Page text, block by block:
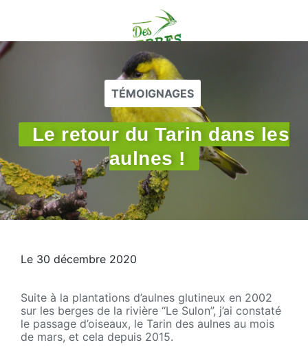
TÉMOIGNAGES
Le retour du Tarin dans les
aulnes !
Le 30 décembre 2020
Suite à la plantations d’aulnes glutineux en 2002
sur les berges de la rivière “Le Sulon”, j’ai constaté
le passage d’oiseaux, le Tarin des aulnes au mois
de mars, et cela depuis 2015.